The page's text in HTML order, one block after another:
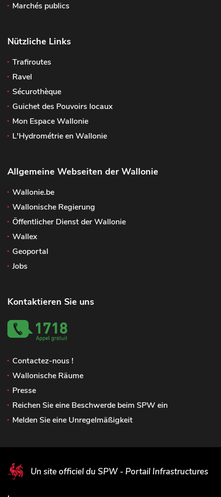
Marchés publics
Nützliche Links
Trafiroutes
Ravel
Sécurothèque
Guichet des Pouvoirs locaux
Mon Espace Wallonie
L'Hydrométrie en Wallonie
Allgemeine Webseiten der Wallonie
Wallonie.be
Wallonische Regierung
Öffentlicher Dienst der Wallonie
Wallex
Geoportal
Jobs
Kontaktieren Sie uns
Contactez-nous !
Wallonische Räume
Presse
Reichen Sie eine Beschwerde beim SPW ein
Melden Sie eine Unregelmäßigkeit
Un site officiel du SPW - Portail Infrastructures